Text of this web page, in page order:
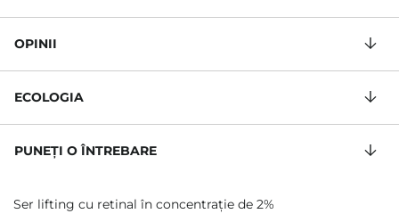
OPINII
ECOLOGIA
PUNEȚI O ÎNTREBARE
Ser lifting cu retinal în concentrație de 2%